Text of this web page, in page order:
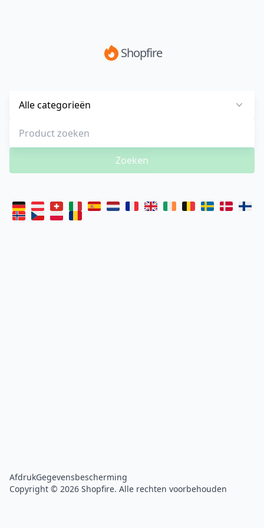
Shopfire
Alle categorieën
Zoeken
AfdrukGegevensbescherming
Copyright © 2026 Shopfire. Alle rechten voorbehouden